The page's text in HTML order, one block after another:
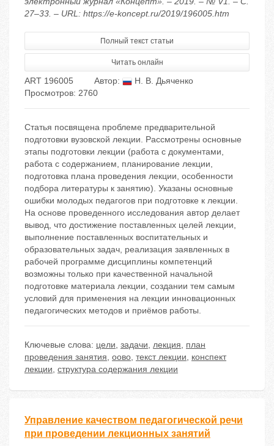
27–33. – URL: https://e-koncept.ru/2019/196005.htm
Полный текст статьи
Читать онлайн
ART 196005 Автор:
Н. В. Дьяченко
Просмотров: 2760
Статья посвящена проблеме предварительной
подготовки вузовской лекции. Рассмотрены основные
этапы подготовки лекции (работа с документами,
работа с содержанием, планирование лекции,
подготовка плана проведения лекции, особенности
подбора литературы к занятию). Указаны основные
ошибки молодых педагогов при подготовке к лекции.
На основе проведенного исследования автор делает
вывод, что достижение поставленных целей лекции,
выполнение поставленных воспитательных и
образовательных задач, реализация заявленных в
рабочей программе дисциплины компетенций
возможны только при качественной начальной
подготовке материала лекции, создании тем самым
условий для применения на лекции инновационных
педагогических методов и приёмов работы.
Ключевые слова: цели, задачи, лекция, план
проведения занятия, оово, текст лекции, конспект
лекции, структура содержания лекции
Управление качеством педагогической речи
при проведении лекционных занятий